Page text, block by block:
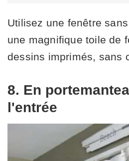
Utilisez une fenêtre
une magnifique toile de
dessins imprimés, sans
8. En
l'entrée